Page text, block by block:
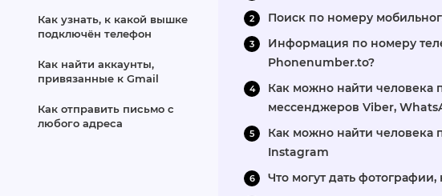
Поиск по номеру
Информация по номеру
Phonenumber.to?
Как можно найти человека
мессенджеров Viber,
Как можно найти человека
Instagram
Что могут дать
Как узнать, к какой вышке
подключён телефон
Как найти аккаунты,
привязанные к Gmail
Как отправить письмо с
любого адреса